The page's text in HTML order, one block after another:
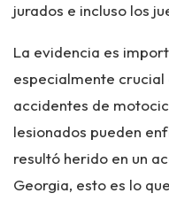
jurados e incluso los
La evidencia es
especialmente
accidentes de
lesionados pueden
resultó herido en un
Georgia, esto es lo